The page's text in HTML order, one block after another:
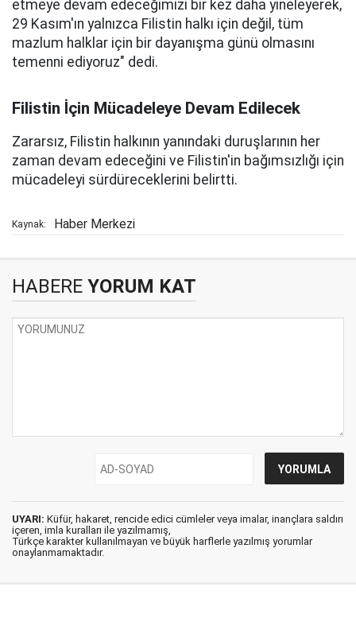
etmeye devam edeceğimizi bir kez daha yineleyerek,
29 Kasım'ın yalnızca Filistin halkı için değil, tüm
mazlum halklar için bir dayanışma günü olmasını
temenni ediyoruz" dedi.
Filistin İçin Mücadeleye Devam Edilecek
Zararsız, Filistin halkının yanındaki duruşlarının her
zaman devam edeceğini ve Filistin'in bağımsızlığı için
mücadeleyi sürdüreceklerini belirtti.
Kaynak: Haber Merkezi
HABERE YORUM KAT
UYARI: Küfür, hakaret, rencide edici cümleler veya imalar, inançlara saldırı
içeren, imla kuralları ile yazılmamış,
Türkçe karakter kullanılmayan ve büyük harflerle yazılmış yorumlar
onaylanmamaktadır.